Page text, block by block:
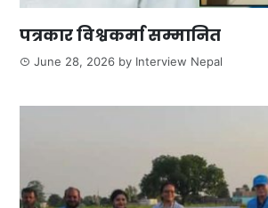
पत्रकार विश्वकर्मा सम्मानित
June 28, 2026 by Interview Nepal